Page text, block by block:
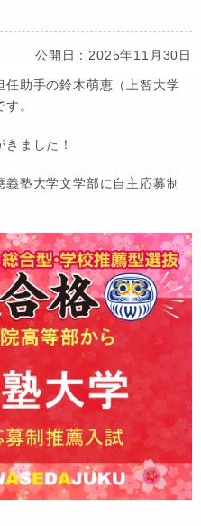
公開日：2025年11月30日
助手の鈴木萌恵（上智大学
。
ました！
塾大学文学部に自主応募制